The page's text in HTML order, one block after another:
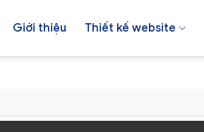
Giới thiệu Thiết kế website